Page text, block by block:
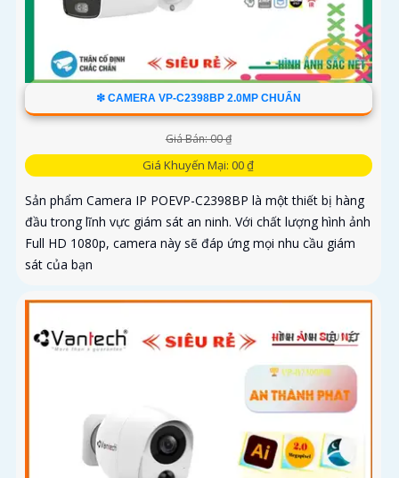
❇ CAMERA VP-C2398BP 2.0MP CHUẨN
Giá Bán: 00 ₫
Giá Khuyến Mại: 00 ₫
Sản phẩm Camera IP POEVP-C2398BP là một thiết bị hàng
đầu trong lĩnh vực giám sát an ninh. Với chất lượng hình ảnh
Full HD 1080p, camera này sẽ đáp ứng mọi nhu cầu giám
sát của bạn